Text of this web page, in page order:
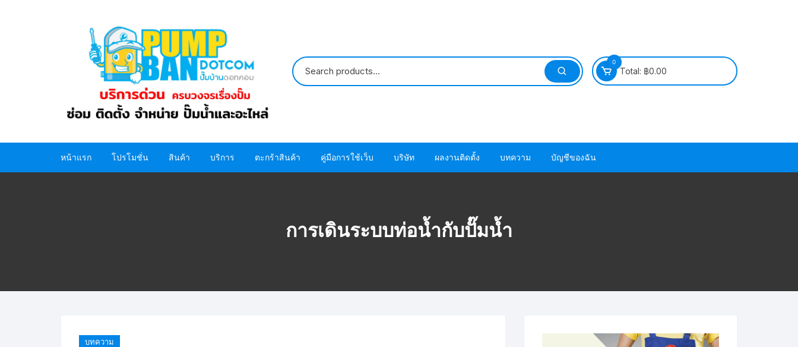
0
Total: ฿0.00
หน้าแรก โปรโมชั่น สินค้า
โอริง ปะเก็น แหวนยาง ซีล ยาง
HITACHI
บริการ ตะกร้าสินค้า คู่มือการใช้เว็บ บริษัท
เกี่ยวกับเรา
ผลงานติดตั้ง บทความ บัญชีของฉัน
การเดินระบบท่อน้ำกับปั๊มน้ำ
บทความ